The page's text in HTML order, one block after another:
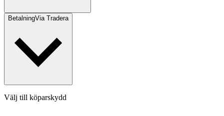
BetalningVia Tradera
Välj till köparskydd